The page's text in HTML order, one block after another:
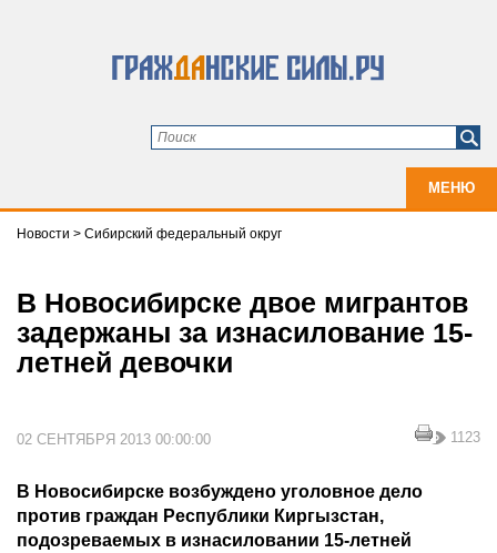
МЕНЮ
Новости > Сибирский федеральный округ
В Новосибирске двое мигрантов
задержаны за изнасилование 15-
летней девочки
02 СЕНТЯБРЯ 2013 00:00:00 1123
В Новосибирске возбуждено уголовное дело
против граждан Республики Киргызстан,
подозреваемых в изнасиловании 15-летней